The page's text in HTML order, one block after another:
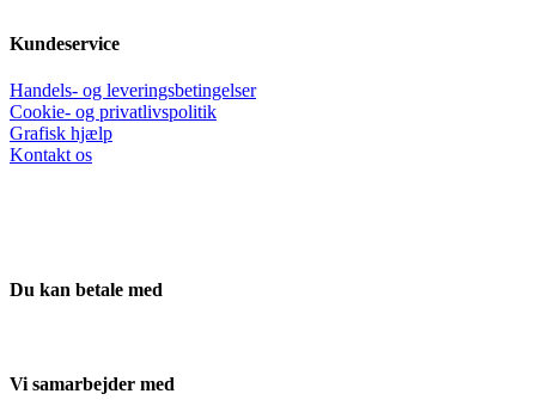
Kundeservice
Handels- og leveringsbetingelser
Cookie- og privatlivspolitik
Grafisk hjælp
Kontakt os
Du kan betale med
Vi samarbejder med